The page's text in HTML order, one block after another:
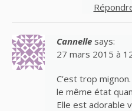
Cannelle says:
27 mars 2015 à
C’est trop mignon.
le même état
Elle est adorable